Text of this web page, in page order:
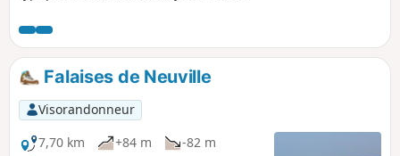
mare, celle de Saint-Paterne. Circuit facile en
toute saison car la variante hors piste est
sans portion boueuse.
Falaises de Neuville
Visorandonneur
7,70 km
+84 m
-82 m